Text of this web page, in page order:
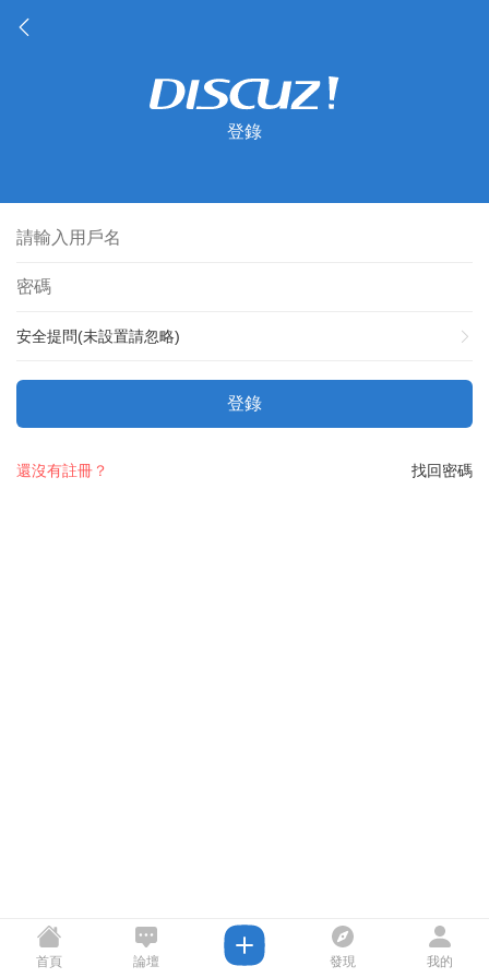
登錄
安全提問(未設置請忽略)
登錄
找回密碼
還沒有註冊？
首頁 論壇 發現 我的